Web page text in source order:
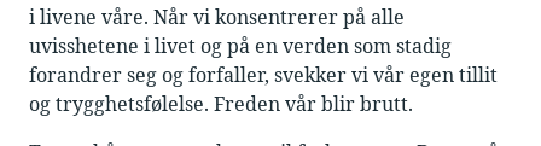
i livene våre. Når vi konsentrerer på alle
uvisshetene i livet og på en verden som stadig
forandrer seg og forfaller, svekker vi vår egen tillit
og trygghetsfølelse. Freden vår blir brutt.